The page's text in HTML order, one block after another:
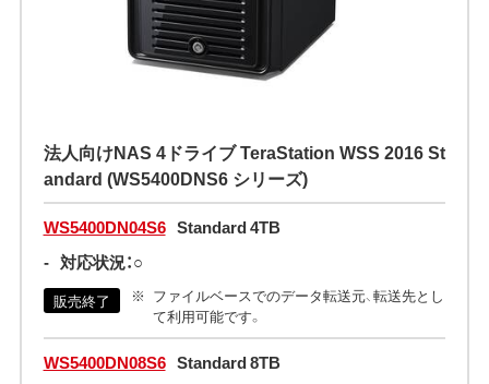
法人向けNAS 4ドライブ TeraStation WSS 2016 St
andard (WS5400DNS6 シリーズ)
WS5400DN04S6 Standard 4TB
- 対応状況：○
販売終了
ファイルベースでのデータ転送元、転送先とし
て利用可能です。
WS5400DN08S6 Standard 8TB